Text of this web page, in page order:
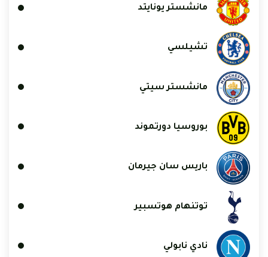
مانشستر يونايتد
تشيلسي
مانشستر سيتي
بوروسيا دورتموند
باريس سان جيرمان
توتنهام هوتسبير
نادي نابولي